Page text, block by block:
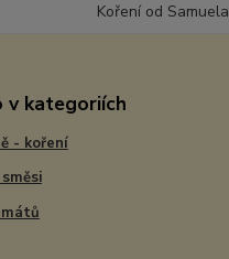
Koření od Samuela
v kategoriích
- koření